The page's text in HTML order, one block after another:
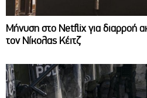
Μήνυση στο Netflix για διαρροή
τον Νίκολας Κέιτζ